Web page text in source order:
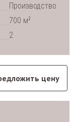
Производство
700 м2
2
цену